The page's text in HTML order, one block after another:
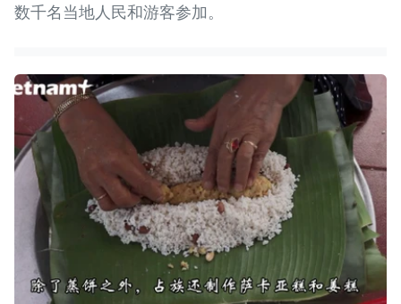
数千名当地人民和游客参加。